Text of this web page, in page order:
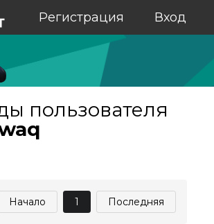
Регистрация Вход
пользователя
Начало 1 Последняя